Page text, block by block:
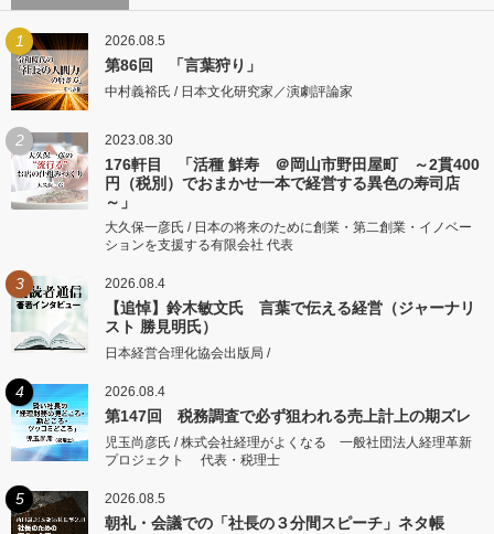
1 2026.08.5
第86回 「言葉狩り」
中村義裕氏 / 日本文化研究家／演劇評論家
2 2023.08.30
176軒目 「活種 鮮寿 ＠岡山市野田屋町 ～2貫400
円（税別）でおまかせ一本で経営する異色の寿司店
～」
大久保一彦氏 / 日本の将来のために創業・第二創業・イノベー
ションを支援する有限会社 代表
3 2026.08.4
【追悼】鈴木敏文氏 言葉で伝える経営（ジャーナリ
スト 勝見明氏）
日本経営合理化協会出版局 /
4 2026.08.4
第147回 税務調査で必ず狙われる売上計上の期ズレ
児玉尚彦氏 / 株式会社経理がよくなる 一般社団法人経理革新
プロジェクト 代表・税理士
5 2026.08.5
朝礼・会議での「社長の３分間スピーチ」ネタ帳